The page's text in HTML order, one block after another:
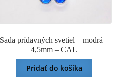
Sada prídavných svetiel – modrá –
4,5mm – CAL
Pridať do košíka